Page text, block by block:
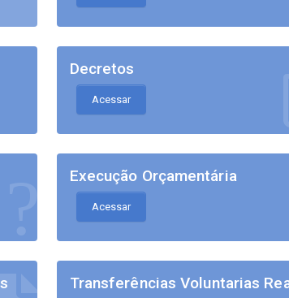
Decretos
Acessar
Execução Orçamentária
Acessar
Transferências Voluntarias